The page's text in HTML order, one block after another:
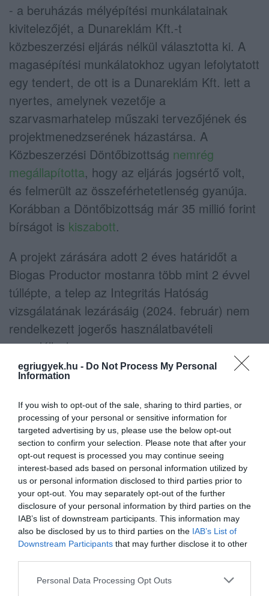
egriugyek.hu - Do Not Process My Personal
Information
If you wish to opt-out of the sale, sharing to third parties, or
processing of your personal or sensitive information for
targeted advertising by us, please use the below opt-out
section to confirm your selection. Please note that after your
opt-out request is processed you may continue seeing
interest-based ads based on personal information utilized by
us or personal information disclosed to third parties prior to
your opt-out. You may separately opt-out of the further
disclosure of your personal information by third parties on the
IAB’s list of downstream participants. This information may
also be disclosed by us to third parties on the IAB’s List of
Downstream Participants that may further disclose it to other
Please note that this website/app uses one or more Google
Personal Data Processing Opt Outs
- a beruházás mélyépítési munkálatainak
kivitelezőjét, a Dunareklám Kft.-t
közbeszerzési eljárás nélkül választotta ki. A
magasépítési munkálatokhoz ugyan lefolytatott
egy tendert, de ott is a Dunareklám Kft. lett a
nyertes, amelynek vezetője a
szarvasmarhatelep műszaki tervezőjének és
projektmenedzserének házastársa. A
Közbeszerzési Döntőbizottság nemrég
megállapította, hogy az eljárás jogsértő volt,
és felmerült az összeférhetetlenség gyanúja.
Korábban a Döntőbizottság már 35 millió forint
bírságot is kiszabott.
A projekt zárására adott 2 éves határidőt a
Biogas Productor mostanra több mint 2 évvel
túllépte, a telep az Integritás Hatóság
vizsgálatának lezárásáig (2024. február) nem
rendelkezett jogerős használatbavételi
engedéllyel.
Az Integritás Hatóság ezért feljelentést tett
Vámhivatalnál (NAV) költségvetési csalás
bűntette és hamis magánokirat
felhasználásának vétsége miatt.
Bővebben még azÁtlátszón.